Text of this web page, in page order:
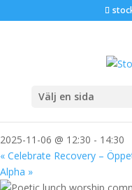
Välj en sida
Detta evenemang har redan
2025-11-06 @ 12:30 - 14:30
« Celebrate Recovery –
Alpha »